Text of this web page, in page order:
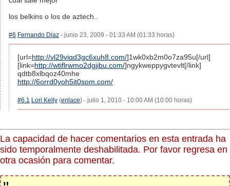
los belkins o los de aztech..
#6 Fernando Diaz - junio 23, 2009 - 01:33 AM (01:33 horas)
[url=http://vl29viqd3gc6xuh8.com/]1wk0xb2m0o7za95u[/url]
[link=http://wtiflrwmo2dgjibu.com/]ngykweppygvtevlt[/link]
qdtb8xlbqoz40mhe
http://6orrd0yoh5it0som.com/
#6.1 Lori Kelly (enlace) - julio 1, 2010 - 10:00 AM (10:00 horas)
La capacidad de hacer comentarios en esta entrada ha
sido temporalmente deshabilitada. Por favor regresa en
otra ocasión para comentar.